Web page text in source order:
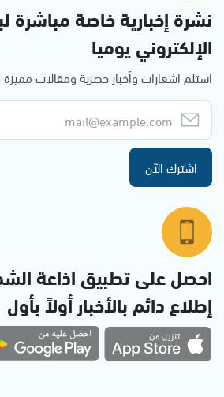
نشرة إخبارية خاصة مباشرة
الإلكتروني يوميا
استلم اشعارات وأخبار حصرية ومقالات
اشترك الآن
احصل على تطبيق اذاعة
إطلاع دائم بالأخبار أولاً بأول